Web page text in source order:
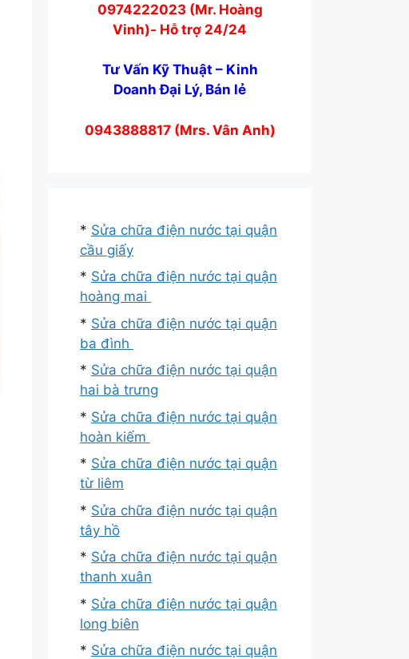
0974222023 (Mr. Hoàng
Vinh)- Hỗ trợ 24/24
Tư Vấn Kỹ Thuật – Kinh
Doanh Đại Lý, Bán lẻ
0943888817 (Mrs. Vân Anh)
* Sửa chữa điện nước tại quận
cầu giấy
* Sửa chữa điện nước tại quận
hoàng mai
* Sửa chữa điện nước tại quận
ba đình
* Sửa chữa điện nước tại quận
hai bà trưng
* Sửa chữa điện nước tại quận
hoàn kiếm
* Sửa chữa điện nước tại quận
từ liêm
* Sửa chữa điện nước tại quận
tây hồ
* Sửa chữa điện nước tại quận
thanh xuân
* Sửa chữa điện nước tại quận
long biên
* Sửa chữa điện nước tại quận